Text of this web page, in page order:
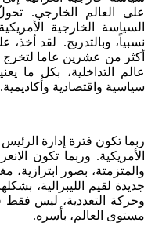
على العالم الخارجي.
السياسة الخارجية
نسبياً، وبالتدريج. لقد أخذ،
أكثر من عشرين عاما لتخرج
عالم التداخلية، بكل ما
سياسية واقتصادية وأكاديمية.
ربما تكون فترة إدارة الرئيس
الأمريكية. وربما تكون
والمتزمتة، بصور ابتزازية،
جديدة لقيم الليبرالية،
وحركة التعددية، ليس فقط
مستوى العالم، بأسره.